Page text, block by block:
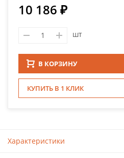
10 186 ₽
шт
В КОРЗИНУ
КУПИТЬ В 1 КЛИК
Характеристики